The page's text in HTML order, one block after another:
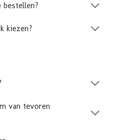
bestellen?
kiezen?
van tevoren